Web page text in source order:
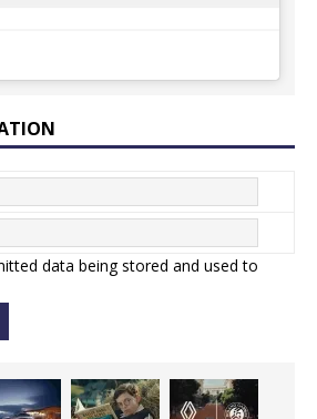
data being stored and used to